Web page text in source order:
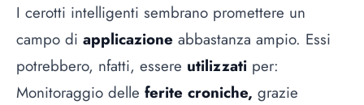
I cerotti intelligenti sembrano promettere un
campo di applicazione abbastanza ampio. Essi
potrebbero, nfatti, essere utilizzati per:
Monitoraggio delle ferite croniche, grazie